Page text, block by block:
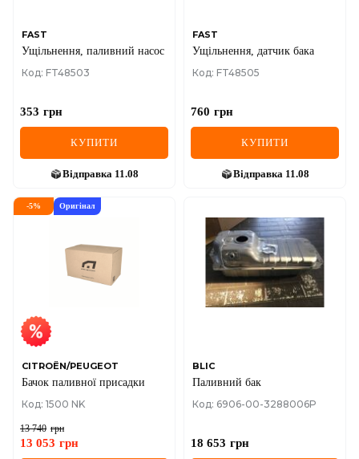
FAST
Ущільнення, паливний насос
Код: FT48503
353 грн
КУПИТИ
Відправка 11.08
FAST
Ущільнення, датчик бака
Код: FT48505
760 грн
КУПИТИ
Відправка 11.08
-5% Оригінал
CITROËN/PEUGEOT
Бачок паливної присадки
Код: 1500 NK
13 740 грн
13 053 грн
BLIC
Паливний бак
Код: 6906-00-3288006P
18 653 грн